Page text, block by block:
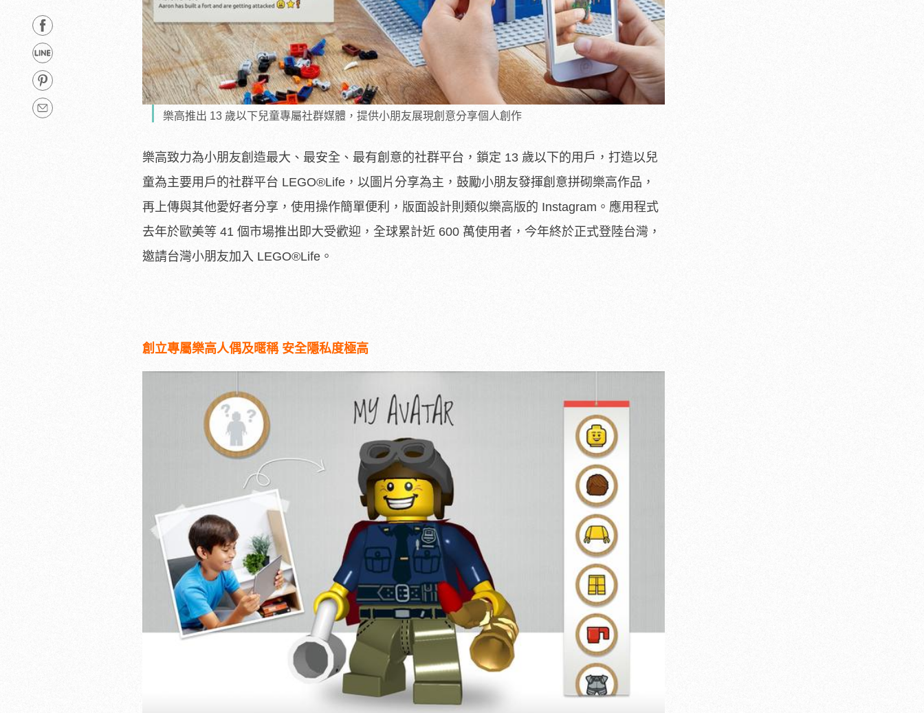
樂高推出 13 歲以下兒童專屬社群媒體，提供小朋友展現創意分享個人創作
樂高致力為小朋友創造最大、最安全、最有創意的社群平台，鎖定 13 歲以下的用戶，打造以兒
童為主要用戶的社群平台 LEGO®Life，以圖片分享為主，鼓勵小朋友發揮創意拼砌樂高作品，
再上傳與其他愛好者分享，使用操作簡單便利，版面設計則類似樂高版的 Instagram。應用程式
去年於歐美等 41 個市場推出即大受歡迎，全球累計近 600 萬使用者，今年終於正式登陸台灣，
邀請台灣小朋友加入 LEGO®Life。
創立專屬樂高人偶及暱稱 安全隱私度極高